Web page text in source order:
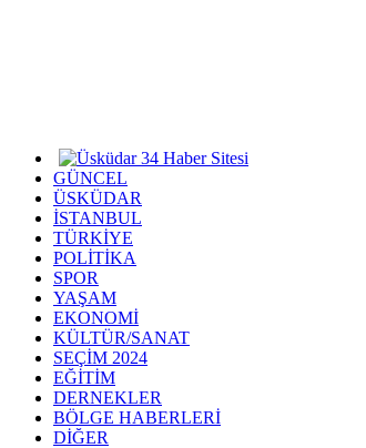
GÜNCEL
ÜSKÜDAR
İSTANBUL
TÜRKİYE
POLİTİKA
SPOR
YAŞAM
EKONOMİ
KÜLTÜR/SANAT
SEÇİM 2024
EĞİTİM
DERNEKLER
BÖLGE HABERLERİ
DİĞER